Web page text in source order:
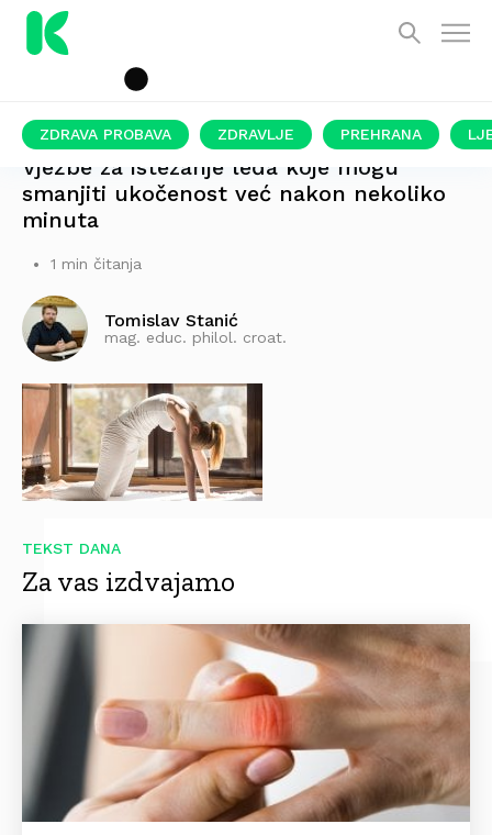
ZDRAVA PROBAVA ZDRAVLJE PREHRANA
Vježbe za istezanje leđa koje mogu
smanjiti ukočenost već nakon nekoliko
minuta
1 min čitanja
Tomislav Stanić
mag. educ. philol. croat.
TEKST DANA
Za vas izdvajamo